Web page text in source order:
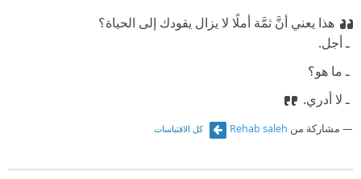
في تقسيمها الفصول إلى ليال و نهارات مرقمة. يتوقف
أم لم تجعل من شمس حياتهم سوى شمس بيضاء باردة؟
هذا يعني أنَّ ثمَّة أملًا لا يزال يقودك إلى الحياة؟
‫ ـ أجل.
‫ ـ ما هو؟
‫ ـ لا أدري.
مشاركة من Rehab saleh كل الاقتباسات